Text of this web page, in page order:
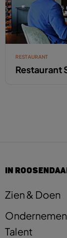
RESTAURANT
Restaurant
IN
Zien & Doen
Talent